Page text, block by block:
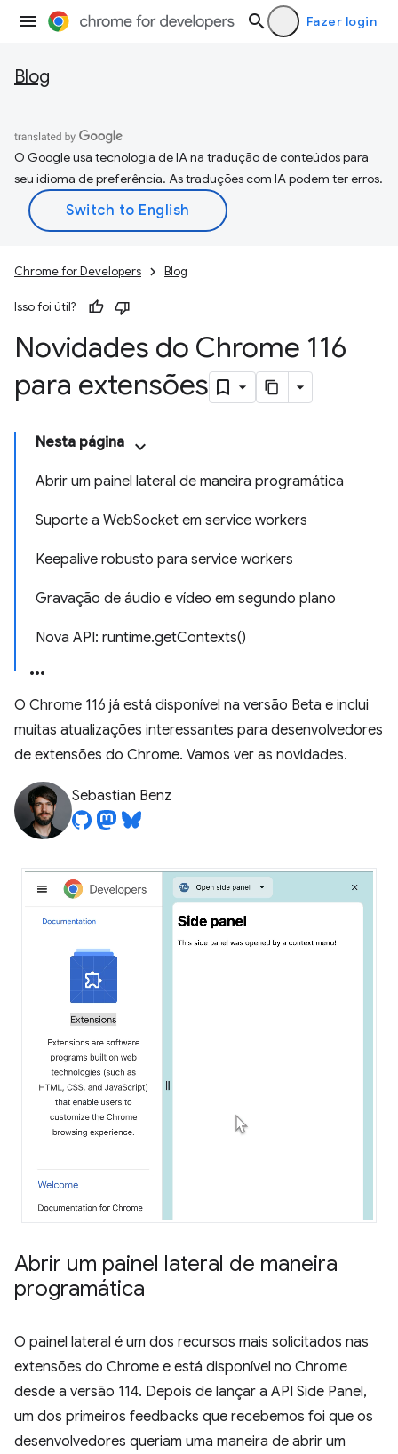
Fazer login
Blog
O Google usa tecnologia de IA na tradução de conteúdos para
seu idioma de preferência. As traduções com IA podem ter erros.
Chrome for Developers Blog
Isso foi útil?
Novidades do Chrome 116
para extensões
Nesta página
Abrir um painel lateral de maneira programática
Suporte a WebSocket em service workers
Keepalive robusto para service workers
Gravação de áudio e vídeo em segundo plano
Nova API: runtime.getContexts()
O Chrome 116 já está disponível na versão Beta e inclui
muitas atualizações interessantes para desenvolvedores
de extensões do Chrome. Vamos ver as novidades.
Sebastian Benz
Abrir um painel lateral de maneira
programática
O painel lateral é um dos recursos mais solicitados nas
extensões do Chrome e está disponível no Chrome
desde a versão 114. Depois de lançar a API Side Panel,
um dos primeiros feedbacks que recebemos foi que os
desenvolvedores queriam uma maneira de abrir um